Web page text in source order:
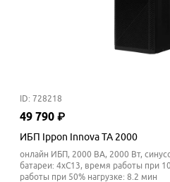
ID: 728218
49 790 ₽
ИБП Ippon Innova TA 2000
онлайн ИБП, 2000 ВА, 2000 Вт,
батареи: 4xC13, время работы при
работы при 50% нагрузке: 8.2 мин